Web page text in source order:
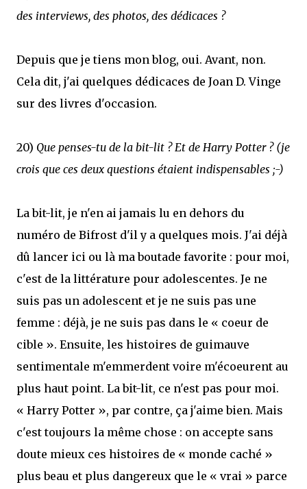
des interviews, des photos, des dédicaces ?
Depuis que je tiens mon blog, oui. Avant, non.
Cela dit, j'ai quelques dédicaces de Joan D. Vinge
sur des livres d'occasion.
20) Que penses-tu de la bit-lit ? Et de Harry Potter ? (je
crois que ces deux questions étaient indispensables ;-)
La bit-lit, je n'en ai jamais lu en dehors du
numéro de Bifrost d'il y a quelques mois. J'ai déjà
dû lancer ici ou là ma boutade favorite : pour moi,
c'est de la littérature pour adolescentes. Je ne
suis pas un adolescent et je ne suis pas une
femme : déjà, je ne suis pas dans le « coeur de
cible ». Ensuite, les histoires de guimauve
sentimentale m'emmerdent voire m'écoeurent au
plus haut point. La bit-lit, ce n'est pas pour moi.
« Harry Potter », par contre, ça j'aime bien. Mais
c'est toujours la même chose : on accepte sans
doute mieux ces histoires de « monde caché »
plus beau et plus dangereux que le « vrai » parce